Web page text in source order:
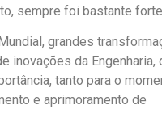
sempre foi bastante forte.
grandes
inovações da Engenharia,
tanto para o
e aprimoramento de